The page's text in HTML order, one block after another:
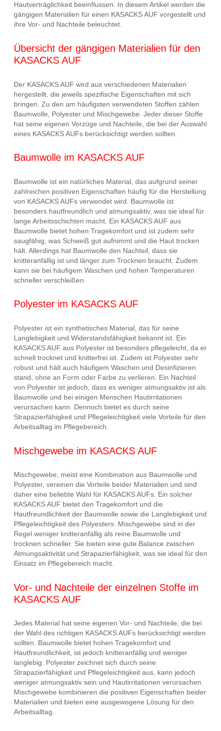
Hautverträglichkeit beeinflussen. In diesem Artikel werden die
gängigen Materialien für einen KASACKS AUF vorgestellt und
ihre Vor- und Nachteile beleuchtet.
Übersicht der gängigen Materialien für den
KASACKS AUF
Der KASACKS AUF wird aus verschiedenen Materialien
hergestellt, die jeweils spezifische Eigenschaften mit sich
bringen. Zu den am häufigsten verwendeten Stoffen zählen
Baumwolle, Polyester und Mischgewebe. Jeder dieser Stoffe
hat seine eigenen Vorzüge und Nachteile, die bei der Auswahl
eines KASACKS AUFs berücksichtigt werden sollten.
Baumwolle im KASACKS AUF
Baumwolle ist ein natürliches Material, das aufgrund seiner
zahlreichen positiven Eigenschaften häufig für die Herstellung
von KASACKS AUFs verwendet wird. Baumwolle ist
besonders hautfreundlich und atmungsaktiv, was sie ideal für
lange Arbeitsschichten macht. Ein KASACKS AUF aus
Baumwolle bietet hohen Tragekomfort und ist zudem sehr
saugfähig, was Schweiß gut aufnimmt und die Haut trocken
hält. Allerdings hat Baumwolle den Nachteil, dass sie
knitteranfällig ist und länger zum Trocknen braucht. Zudem
kann sie bei häufigem Waschen und hohen Temperaturen
schneller verschleißen.
Polyester im KASACKS AUF
Polyester ist ein synthetisches Material, das für seine
Langlebigkeit und Widerstandsfähigkeit bekannt ist. Ein
KASACKS AUF aus Polyester ist besonders pflegeleicht, da er
schnell trocknet und knitterfrei ist. Zudem ist Polyester sehr
robust und hält auch häufigem Waschen und Desinfizieren
stand, ohne an Form oder Farbe zu verlieren. Ein Nachteil
von Polyester ist jedoch, dass es weniger atmungsaktiv ist als
Baumwolle und bei einigen Menschen Hautirritationen
verursachen kann. Dennoch bietet es durch seine
Strapazierfähigkeit und Pflegeleichtigkeit viele Vorteile für den
Arbeitsalltag im Pflegebereich.
Mischgewebe im KASACKS AUF
Mischgewebe, meist eine Kombination aus Baumwolle und
Polyester, vereinen die Vorteile beider Materialien und sind
daher eine beliebte Wahl für KASACKS AUFs. Ein solcher
KASACKS AUF bietet den Tragekomfort und die
Hautfreundlichkeit der Baumwolle sowie die Langlebigkeit und
Pflegeleichtigkeit des Polyesters. Mischgewebe sind in der
Regel weniger knitteranfällig als reine Baumwolle und
trocknen schneller. Sie bieten eine gute Balance zwischen
Atmungsaktivität und Strapazierfähigkeit, was sie ideal für den
Einsatz im Pflegebereich macht.
Vor- und Nachteile der einzelnen Stoffe im
KASACKS AUF
Jedes Material hat seine eigenen Vor- und Nachteile, die bei
der Wahl des richtigen KASACKS AUFs berücksichtigt werden
sollten. Baumwolle bietet hohen Tragekomfort und
Hautfreundlichkeit, ist jedoch knitteranfällig und weniger
langlebig. Polyester zeichnet sich durch seine
Strapazierfähigkeit und Pflegeleichtigkeit aus, kann jedoch
weniger atmungsaktiv sein und Hautirritationen verursachen.
Mischgewebe kombinieren die positiven Eigenschaften beider
Materialien und bieten eine ausgewogene Lösung für den
Arbeitsalltag.